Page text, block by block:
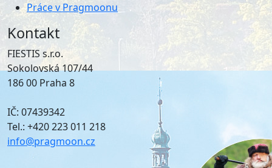
Práce v Pragmoonu
Kontakt
FIESTIS s.r.o.
Sokolovská 107/44
186 00 Praha 8
IČ: 07439342
Tel.: +420 223 011 218
info@pragmoon.cz